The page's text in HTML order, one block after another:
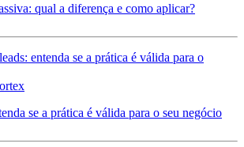
qual a diferença e como aplicar?
se a prática é válida para o seu negócio